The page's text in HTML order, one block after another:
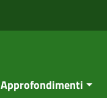
Approfondimenti